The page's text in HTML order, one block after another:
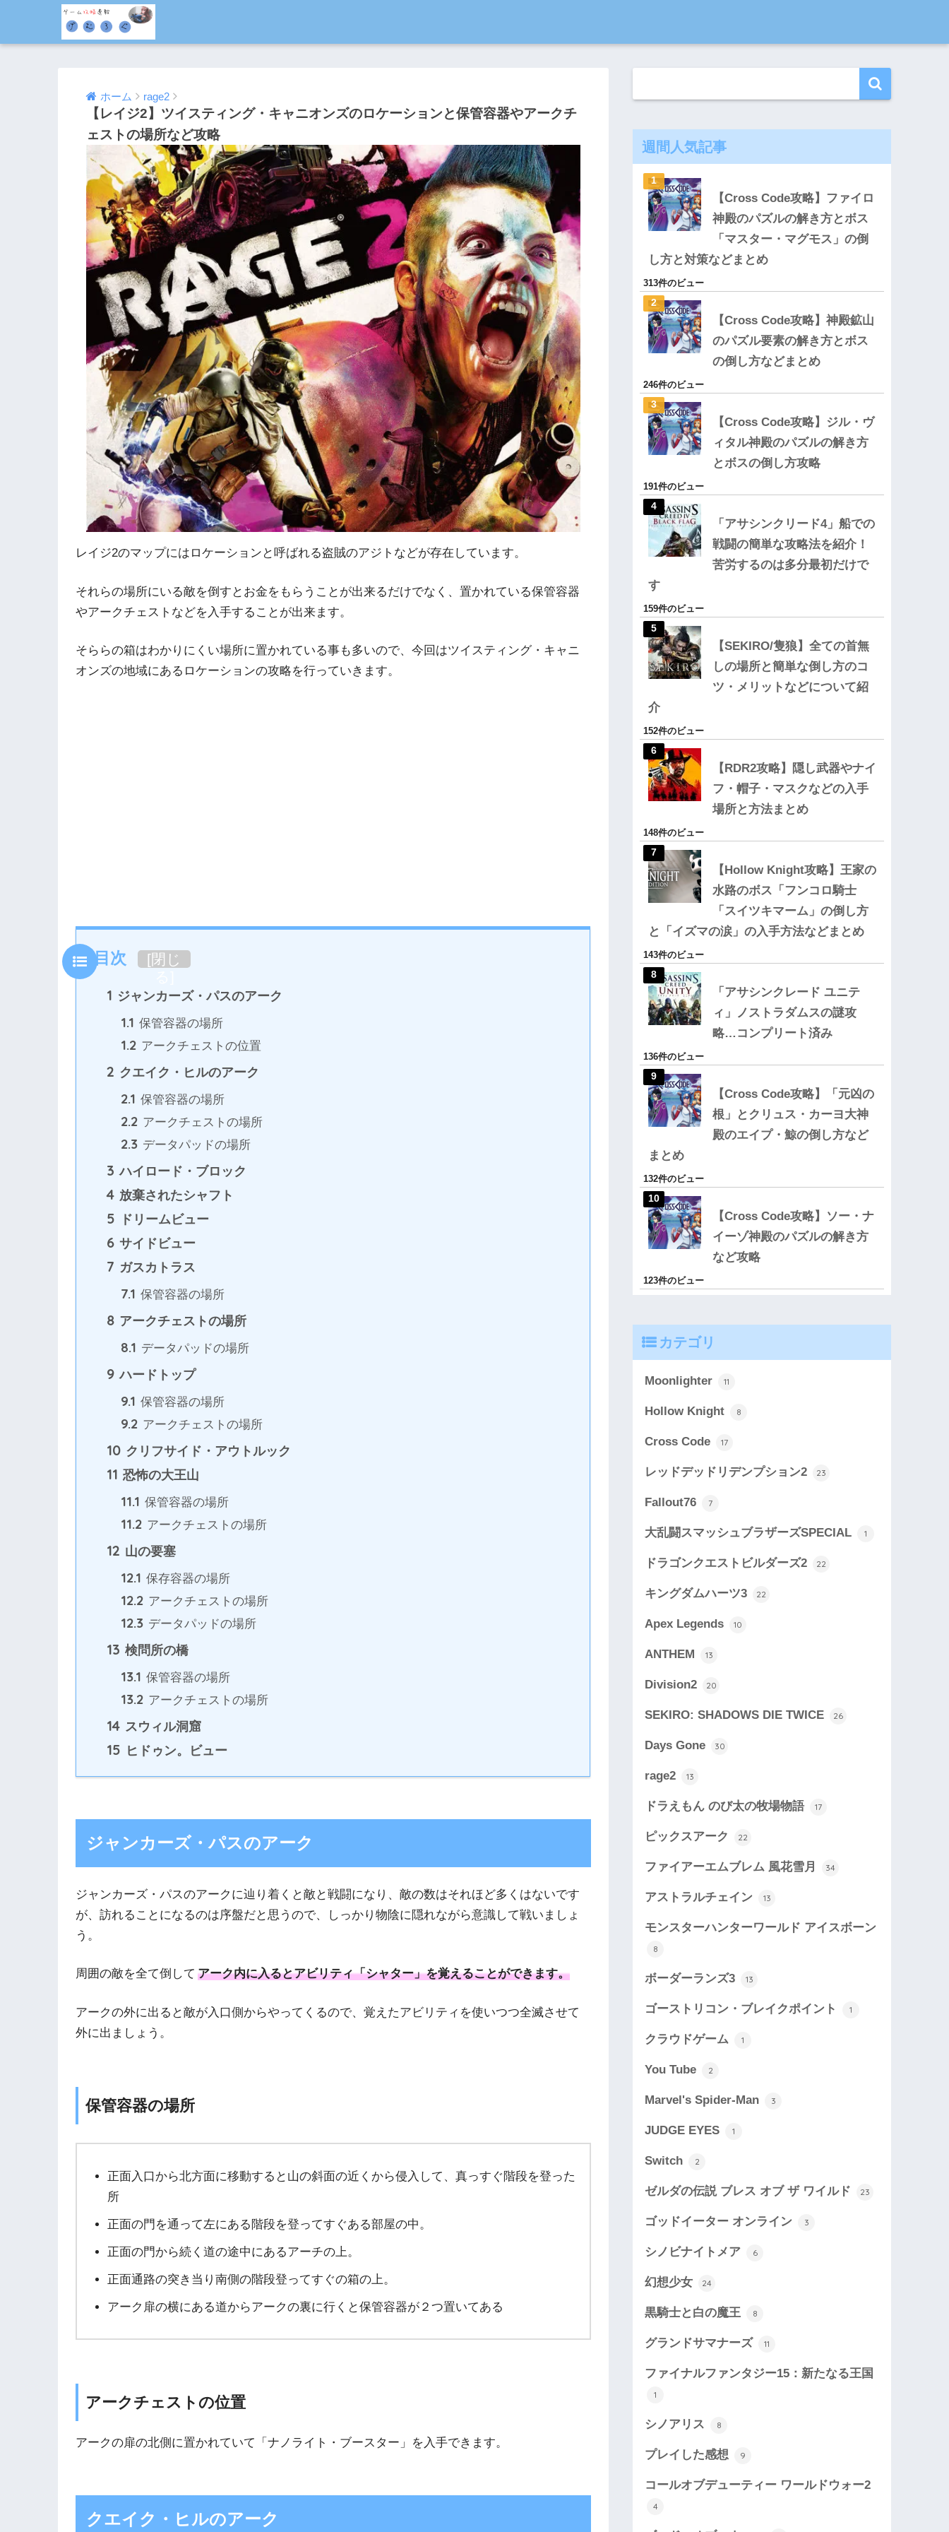
ホーム rage2
【レイジ2】ツイスティング・キャニオンズのロケーションと保管容器やアークチ
ェストの場所など攻略
2019/06/08
レイジ2のマップにはロケーションと呼ばれる盗賊のアジトなどが存在しています。
それらの場所にいる敵を倒すとお金をもらうことが出来るだけでなく、置かれている保管容器
やアークチェストなどを入手することが出来ます。
そららの箱はわかりにくい場所に置かれている事も多いので、今回はツイスティング・キャニ
オンズの地域にあるロケーションの攻略を行っていきます。
目次 [閉じ
1 ジャンカーズ・パスのアーク
1.1 保管容器の場所
1.2 アークチェストの位置
2 クエイク・ヒルのアーク
2.1 保管容器の場所
2.2 アークチェストの場所
2.3 データパッドの場所
3 ハイロード・ブロック
4 放棄されたシャフト
5 ドリームビュー
6 サイドビュー
7 ガスカトラス
7.1 保管容器の場所
8 アークチェストの場所
8.1 データパッドの場所
9 ハードトップ
9.1 保管容器の場所
9.2 アークチェストの場所
10 クリフサイド・アウトルック
11 恐怖の大王山
11.1 保管容器の場所
11.2 アークチェストの場所
12 山の要塞
12.1 保存容器の場所
12.2 アークチェストの場所
12.3 データパッドの場所
13 検問所の橋
13.1 保管容器の場所
13.2 アークチェストの場所
14 スウィル洞窟
15 ヒドゥン。ビュー
ジャンカーズ・パスのアーク
ジャンカーズ・パスのアークに辿り着くと敵と戦闘になり、敵の数はそれほど多くはないです
が、訪れることになるのは序盤だと思うので、しっかり物陰に隠れながら意識して戦いましょ
う。
周囲の敵を全て倒して アーク内に入るとアビリティ「シャター」を覚えることができます。
アークの外に出ると敵が入口側からやってくるので、覚えたアビリティを使いつつ全滅させて
外に出ましょう。
保管容器の場所
正面入口から北方面に移動すると山の斜面の近くから侵入して、真っすぐ階段を登った
所
正面の門を通って左にある階段を登ってすぐある部屋の中。
正面の門から続く道の途中にあるアーチの上。
正面通路の突き当り南側の階段登ってすぐの箱の上。
アーク扉の横にある道からアークの裏に行くと保管容器が２つ置いてある
アークチェストの位置
アークの扉の北側に置かれていて「ナノライト・ブースター」を入手できます。
クエイク・ヒルのアーク
週間人気記事
【Cross Code攻略】ファイロ
神殿のパズルの解き方とボス
「マスター・マグモス」の倒
し方と対策などまとめ
313件のビュー
【Cross Code攻略】神殿鉱山
のパズル要素の解き方とボス
の倒し方などまとめ
246件のビュー
【Cross Code攻略】ジル・ヴ
ィタル神殿のパズルの解き方
とボスの倒し方攻略
191件のビュー
「アサシンクリード4」船での
戦闘の簡単な攻略法を紹介！
苦労するのは多分最初だけで
す
159件のビュー
【SEKIRO/隻狼】全ての首無
しの場所と簡単な倒し方のコ
ツ・メリットなどについて紹
介
152件のビュー
【RDR2攻略】隠し武器やナイ
フ・帽子・マスクなどの入手
場所と方法まとめ
148件のビュー
【Hollow Knight攻略】王家の
水路のボス「フンコロ騎士
「スイツキマーム」の倒し方
と「イズマの涙」の入手方法などまとめ
143件のビュー
「アサシンクレード ユニテ
ィ」ノストラダムスの謎攻
略…コンプリート済み
136件のビュー
【Cross Code攻略】「元凶の
根」とクリュス・カーヨ大神
殿のエイプ・鯨の倒し方など
まとめ
132件のビュー
【Cross Code攻略】ソー・ナ
イーゾ神殿のパズルの解き方
など攻略
123件のビュー
カテゴリ
Moonlighter 11
Hollow Knight 8
Cross Code 17
レッドデッドリデンプション2 23
Fallout76 7
大乱闘スマッシュブラザーズSPECIAL 1
ドラゴンクエストビルダーズ2 22
キングダムハーツ3 22
Apex Legends 10
ANTHEM 13
Division2 20
SEKIRO: SHADOWS DIE TWICE 26
Days Gone 30
rage2 13
ドラえもん のび太の牧場物語 17
ピックスアーク 22
ファイアーエムブレム 風花雪月 34
アストラルチェイン 13
モンスターハンターワールド アイスボーン
8
ボーダーランズ3 13
ゴーストリコン・ブレイクポイント 1
クラウドゲーム 1
You Tube 2
Marvel's Spider-Man 3
JUDGE EYES 1
Switch 2
ゼルダの伝説 ブレス オブ ザ ワイルド 23
ゴッドイーター オンライン 3
シノビナイトメア 6
幻想少女 24
黒騎士と白の魔王 8
グランドサマナーズ 11
ファイナルファンタジー15：新たなる王国
1
シノアリス 8
プレイした感想 9
コールオブデューティー ワールドウォー2
4